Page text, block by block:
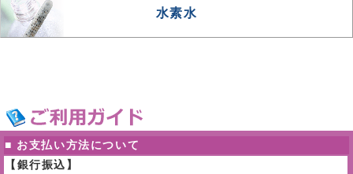
水素水
■ お支払い方法について
【銀行振込】